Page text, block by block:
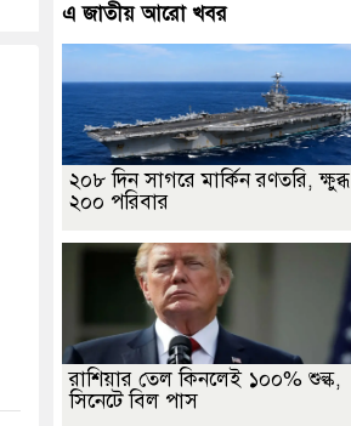
এ জাতীয় আরো খবর
২০৮ দিন সাগরে মার্কিন রণতরি, ক্ষুব্ধ
২০০ পরিবার
রাশিয়ার তেল কিনলেই ১০০% শুল্ক,
সিনেটে বিল পাস